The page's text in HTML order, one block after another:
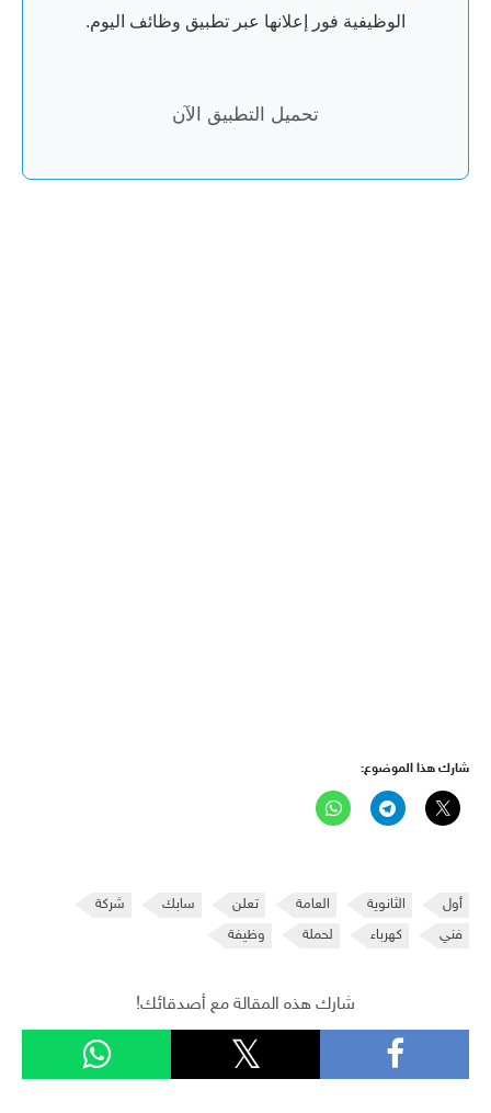
الوظيفية فور إعلانها عبر تطبيق وظائف اليوم.
تحميل التطبيق الآن
شارك هذا الموضوع:
أول الثانوية العامة تعلن سابك
شركة
فني
كهرباء لحملة وظيفة
شارك هذه المقالة مع أصدقائك!